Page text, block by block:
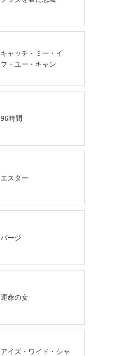
キャッチ・ミー・イ
フ・ユー・キャン
96時間
エスター
パージ
運命の女
アイズ・ワイド・シャ